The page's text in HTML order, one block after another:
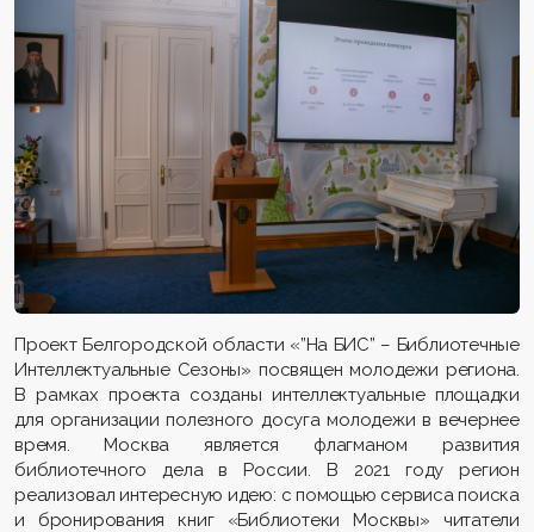
Проект Белгородской области «”На БИС” – Библиотечные
Интеллектуальные Сезоны» посвящен молодежи региона.
В рамках проекта созданы интеллектуальные площадки
для организации полезного досуга молодежи в вечернее
время. Москва является флагманом развития
библиотечного дела в России. В 2021 году регион
реализовал интересную идею: с помощью сервиса поиска
и бронирования книг «Библиотеки Москвы» читатели